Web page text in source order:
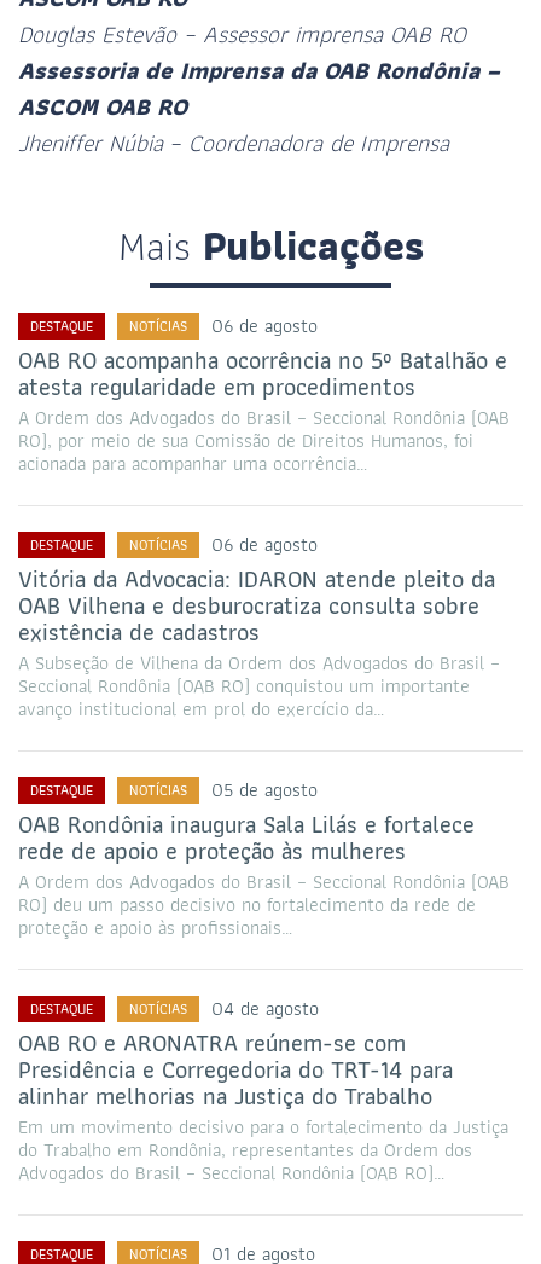
Douglas Estevão – Assessor imprensa OAB RO
Assessoria de Imprensa da OAB Rondônia –
ASCOM OAB RO
Jheniffer Núbia– Coordenadora de Imprensa
Mais Publicações
DESTAQUE NOTÍCIAS 06 de agosto
OAB RO acompanha ocorrência no 5º Batalhão e
atesta regularidade em procedimentos
A Ordem dos Advogados do Brasil – Seccional Rondônia (OAB
RO), por meio de sua Comissão de Direitos Humanos, foi
acionada para acompanhar uma ocorrência…
DESTAQUE NOTÍCIAS 06 de agosto
Vitória da Advocacia: IDARON atende pleito da
OAB Vilhena e desburocratiza consulta sobre
existência de cadastros
A Subseção de Vilhena da Ordem dos Advogados do Brasil –
Seccional Rondônia (OAB RO) conquistou um importante
avanço institucional em prol do exercício da…
DESTAQUE NOTÍCIAS 05 de agosto
OAB Rondônia inaugura Sala Lilás e fortalece
rede de apoio e proteção às mulheres
A Ordem dos Advogados do Brasil – Seccional Rondônia (OAB
RO) deu um passo decisivo no fortalecimento da rede de
proteção e apoio às profissionais…
DESTAQUE NOTÍCIAS 04 de agosto
OAB RO e ARONATRA reúnem-se com
Presidência e Corregedoria do TRT-14 para
alinhar melhorias na Justiça do Trabalho
Em um movimento decisivo para o fortalecimento da Justiça
do Trabalho em Rondônia, representantes da Ordem dos
Advogados do Brasil – Seccional Rondônia (OAB RO)…
DESTAQUE NOTÍCIAS 01 de agosto